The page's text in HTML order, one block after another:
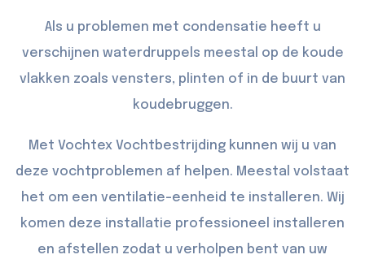
Als u problemen met condensatie heeft u
verschijnen waterdruppels meestal op de koude
vlakken zoals vensters, plinten of in de buurt van
koudebruggen.
Met Vochtex Vochtbestrijding kunnen wij u van
deze vochtproblemen af helpen. Meestal volstaat
het om een ventilatie-eenheid te installeren. Wij
komen deze installatie professioneel installeren
en afstellen zodat u verholpen bent van uw